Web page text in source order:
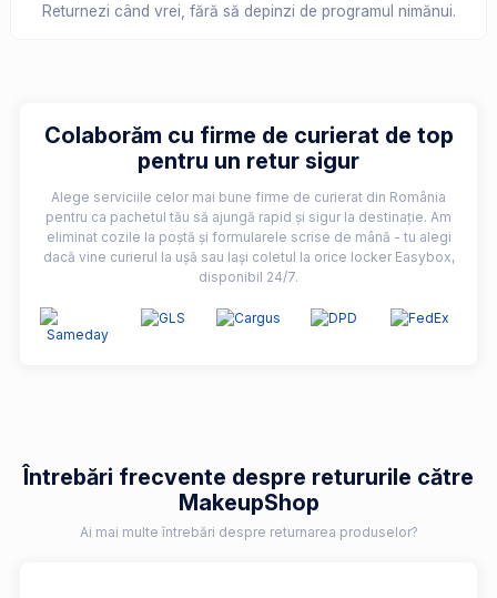
Returnezi când vrei, fără să depinzi de programul nimănui.
Colaborăm cu firme de curierat de top
pentru un retur sigur
Alege serviciile celor mai bune firme de curierat din România
pentru ca pachetul tău să ajungă rapid și sigur la destinație. Am
eliminat cozile la poștă și formularele scrise de mână - tu alegi
dacă vine curierul la ușă sau lași coletul la orice locker Easybox,
disponibil 24/7.
Întrebări frecvente despre retururile către
MakeupShop
Ai mai multe întrebări despre returnarea produselor?